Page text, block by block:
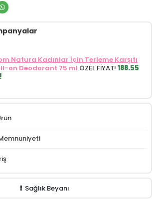
Natura Kadınlar İçin Terleme Karşıtı
on Deodorant 75 ml ÖZEL FİYAT! 188.55
Sağlık Beyanı